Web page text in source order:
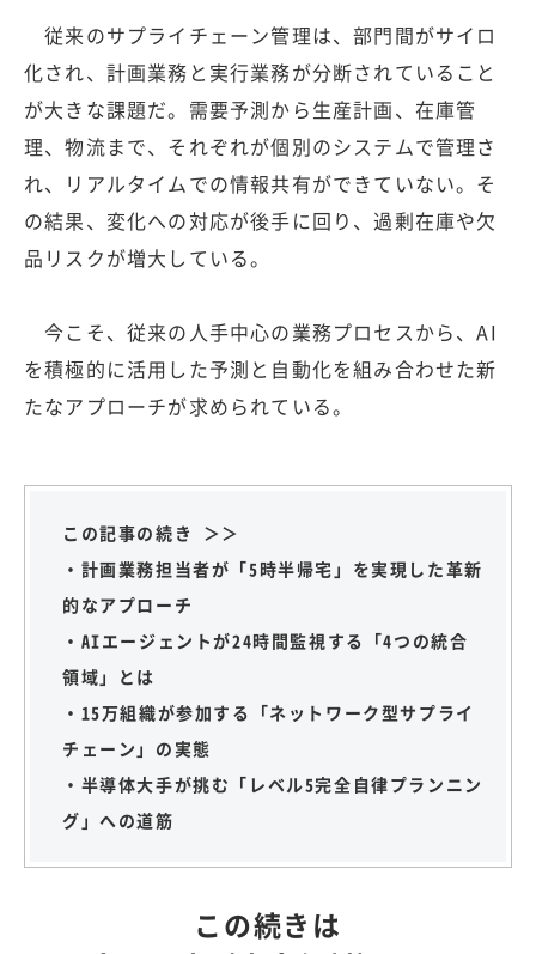
従来のサプライチェーン管理は、部門間がサイロ
化され、計画業務と実行業務が分断されていること
が大きな課題だ。需要予測から生産計画、在庫管
理、物流まで、それぞれが個別のシステムで管理さ
れ、リアルタイムでの情報共有ができていない。そ
の結果、変化への対応が後手に回り、過剰在庫や欠
品リスクが増大している。
今こそ、従来の人手中心の業務プロセスから、AI
を積極的に活用した予測と自動化を組み合わせた新
たなアプローチが求められている。
この記事の続き ＞＞
・計画業務担当者が「5時半帰宅」を実現した革新
的なアプローチ
・AIエージェントが24時間監視する「4つの統合
領域」とは
・15万組織が参加する「ネットワーク型サプライ
チェーン」の実態
・半導体大手が挑む「レベル5完全自律プランニン
グ」への道筋
この続きは